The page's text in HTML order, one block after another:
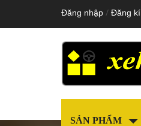
Đăng nhập / Đăng kí
SẢN PHẨM